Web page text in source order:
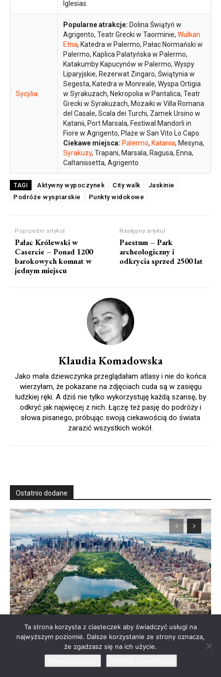
Iglesias.
Sycylia
Popularne atrakcje: Dolina Świątyń w
Agrigento, Teatr Grecki w Taorminie, Wulkan
Etna, Katedra w Palermo, Pałac Normański w
Palermo, Kaplica Palatyńska w Palermo,
Katakumby Kapucynów w Palermo, Wyspy
Liparyjskie, Rezerwat Zingaro, Świątynia w
Segesta, Katedra w Monreale, Wyspa Ortigia
w Syrakuzach, Nekropolia w Pantalica, Teatr
Grecki w Syrakuzach, Mozaiki w Villa Romana
del Casale, Scala dei Turchi, Zamek Ursino w
Katanii, Port Marsala, Festiwal Mandorli in
Fiore w Agrigento, Plaże w San Vito Lo Capo.
Ciekawe miejsca: Palermo, Katania, Mesyna,
Syrakuzy, Trapani, Marsala, Ragusa, Enna,
Caltanissetta, Agrigento.
TAGI Aktywny wypoczynek City walk
Jaskinie
Podróże wyspiarskie
Punkty widokowe
Poprzedni artykuł
Pałac Królewski w
Casercie – Ponad 1200
barokowych komnat w
jednym miejscu
Następny artykuł
Paestum – Park
archeologiczny i
odkrycia sprzed 2500 lat
Klaudia Komadowska
Jako mała dziewczynka przeglądałam atlasy i nie do końca
wierzyłam, że pokazane na zdjęciach cuda są w zasięgu
ludzkiej ręki. A dziś nie tylko wykorzystuję każdą szansę, by
odkryć jak najwięcej z nich. Łączę też pasję do podróży i
słowa pisanego, próbując swoją ciekawością do świata
zarazić wszystkich wokół.
Ostatnio dodane
Central Park w Nowym
Jorku – Spacer po
Ta strona korzysta z ciasteczek aby świadczyć usługi na
najwyższym poziomie. Dalsze korzystanie ze strony oznacza,
że zgadzasz się na ich użycie.